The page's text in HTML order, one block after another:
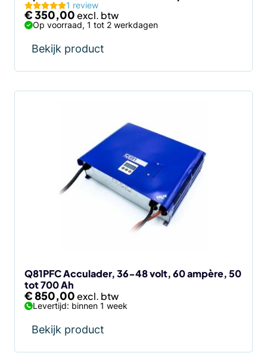
1 review
€350,00
Op voorraad, 1 tot 2 werkdagen
Bekijk product
Q81PFC Acculader, 36-48 volt, 60 ampère, 50
tot 700 Ah
€850,00
Levertijd: binnen 1 week
Bekijk product